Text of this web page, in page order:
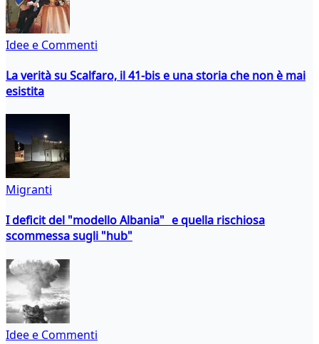
Idee e Commenti
La verità su Scalfaro, il 41-bis e una storia che non è mai
esistita
Migranti
I deficit del "modello Albania" e quella rischiosa
scommessa sugli "hub"
Idee e Commenti